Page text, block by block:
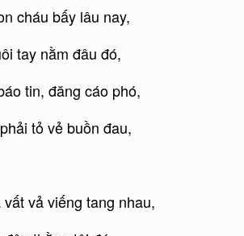
cháu bấy lâu nay,
tay nằm đâu đó,
tin, đăng cáo phó,
tỏ vẻ buồn đau,
vả viếng tang nhau,